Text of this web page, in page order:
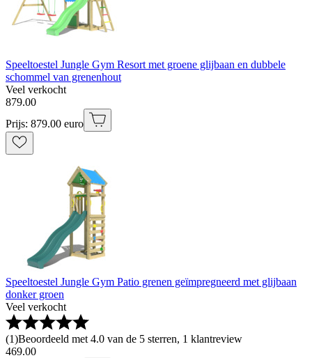
Speeltoestel Jungle Gym Resort met groene glijbaan en dubbele
schommel van grenenhout
Veel verkocht
879.00
Prijs: 879.00 euro
Speeltoestel Jungle Gym Patio grenen geïmpregneerd met glijbaan
donker groen
Veel verkocht
(1)Beoordeeld met 4.0 van de 5 sterren, 1 klantreview
469.00